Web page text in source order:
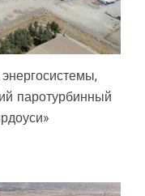
паротурбинный